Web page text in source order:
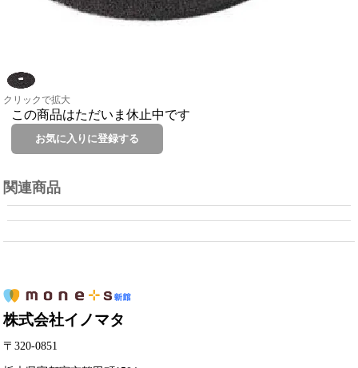
クリックで拡大
この商品はただいま休止中です
関連商品
株式会社イノマタ
〒320-0851